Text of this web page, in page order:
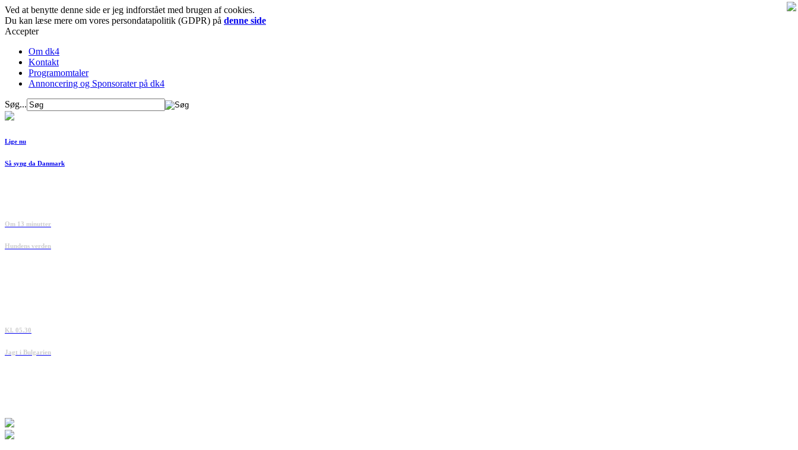
Ved at benytte denne side er jeg indforstået med brugen af cookies.
Du kan læse mere om vores persondatapolitik (GDPR) på denne side
Accepter
Om dk4
Kontakt
Programomtaler
Annoncering og Sponsorater på dk4
Søg...
Lige nu
Så syng da Danmark
Om 13 minutter
Hundens verden
Kl. 05.30
Jagt i Bulgarien